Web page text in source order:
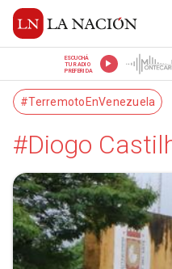
ESCUCHÁ
TU RADIO
PREFERIDA
#TerremotoEnVenezuela
#Diogo